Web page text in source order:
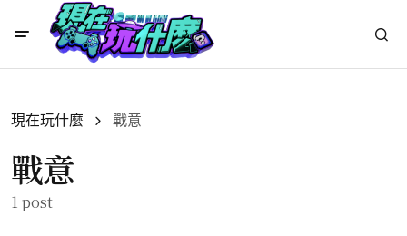
現在玩什麼 戰意
戰意
1 post